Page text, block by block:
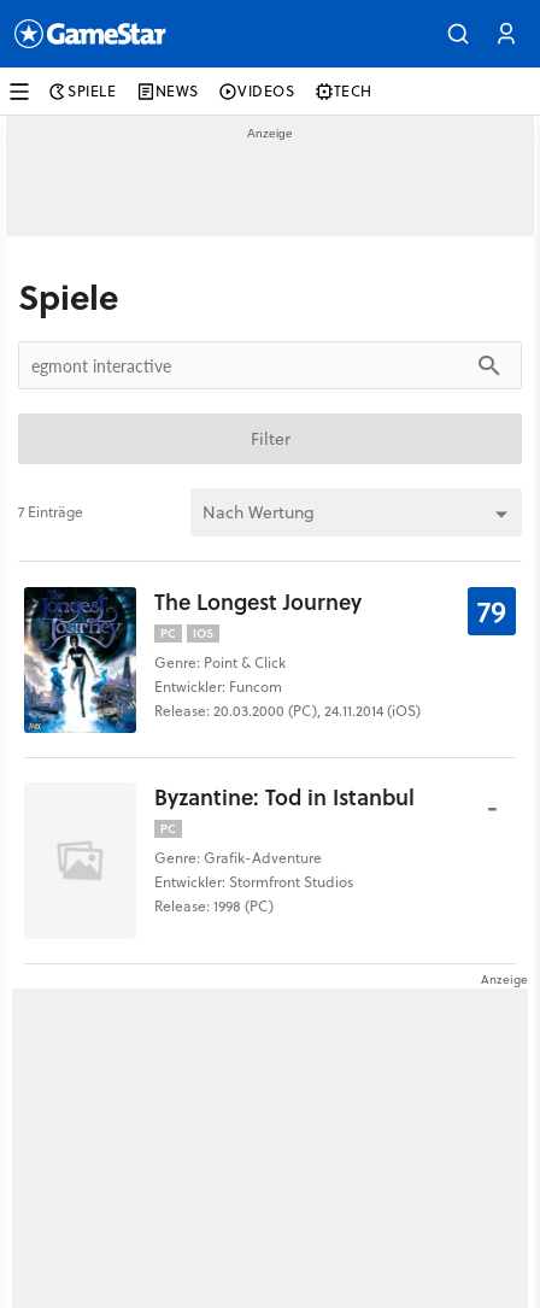
SPIELE NEWS VIDEOS TECH
Spiele
Filter
7 Einträge
The Longest Journey
PC IOS
Genre: Point & Click
Entwickler: Funcom
Release: 20.03.2000 (PC), 24.11.2014 (iOS)
79
Byzantine: Tod in Istanbul
PC
Genre: Grafik-Adventure
Entwickler: Stormfront Studios
Release: 1998 (PC)
-